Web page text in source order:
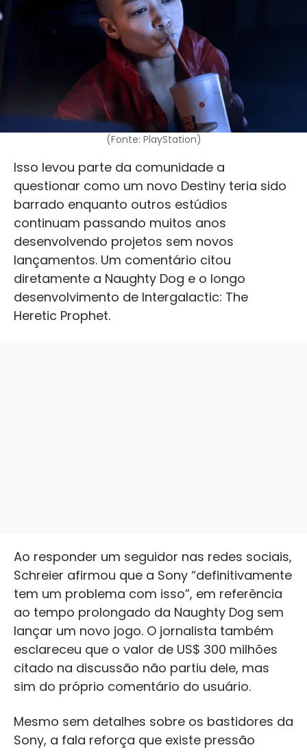
(Fonte: PlayStation)
Isso levou parte da comunidade a
questionar como um novo Destiny teria sido
barrado enquanto outros estúdios
continuam passando muitos anos
desenvolvendo projetos sem novos
lançamentos. Um comentário citou
diretamente a Naughty Dog e o longo
desenvolvimento de Intergalactic: The
Heretic Prophet.
Ao responder um seguidor nas redes sociais,
Schreier afirmou que a Sony “definitivamente
tem um problema com isso”, em referência
ao tempo prolongado da Naughty Dog sem
lançar um novo jogo. O jornalista também
esclareceu que o valor de US$ 300 milhões
citado na discussão não partiu dele, mas
sim do próprio comentário do usuário.
Mesmo sem detalhes sobre os bastidores da
Sony, a fala reforça que existe pressão